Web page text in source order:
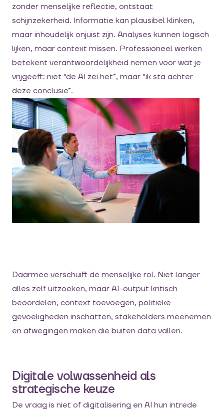
zonder menselijke reflectie, ontstaat
schijnzekerheid. Informatie kan plausibel klinken,
maar inhoudelijk onjuist zijn. Analyses kunnen logisch
lijken, maar context missen. Professioneel werken
betekent verantwoordelijkheid nemen voor wat je
vrijgeeft: niet “de AI zei het”, maar “ik sta achter
deze conclusie”.
Daarmee verschuift de menselijke rol. Niet langer
alles zelf uitzoeken, maar AI-output kritisch
beoordelen, context toevoegen, politieke
gevoeligheden inschatten, stakeholders meenemen
en afwegingen maken die buiten data vallen.
Digitale volwassenheid als
strategische keuze
De vraag is niet of digitalisering en AI hun intrede